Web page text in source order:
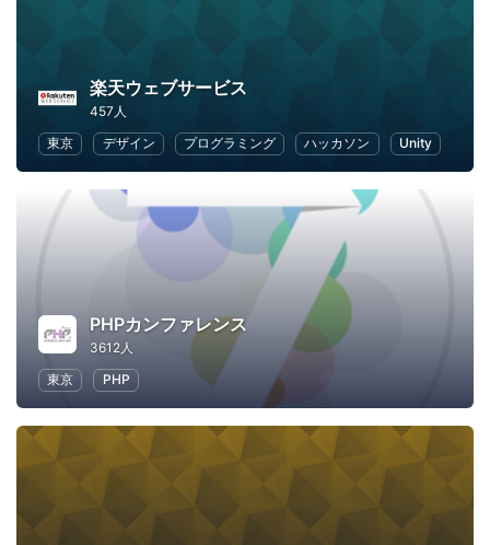
楽天ウェブサービス
457人
東京
デザイン プログラミング ハッカソン Unity
PHPカンファレンス
3612人
東京
PHP